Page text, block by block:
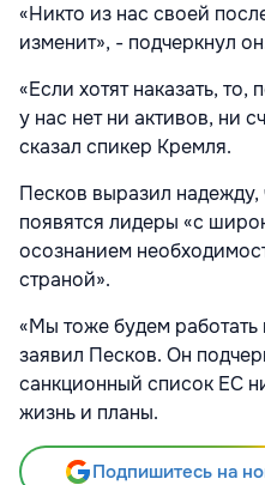
«Никто из нас своей
изменит», - подчеркнул
«Если хотят наказать,
у нас нет ни активов, ни
сказал спикер Кремля.
Песков выразил
появятся лидеры «с
осознанием
страной».
«Мы тоже будем работать
заявил Песков. Он
санкционный список ЕС
жизнь и планы.
Подпишитесь на